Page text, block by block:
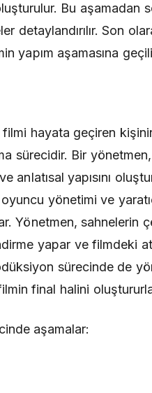
Bu aşamadan
detaylandırılır. Son
yapım aşamasına
hayata geçiren
sürecidir. Bir
anlatısal yapısını
yönetimi ve
Yönetmen, sahnelerin
yapar ve filmdeki
sürecinde de
final halini
aşamalar: